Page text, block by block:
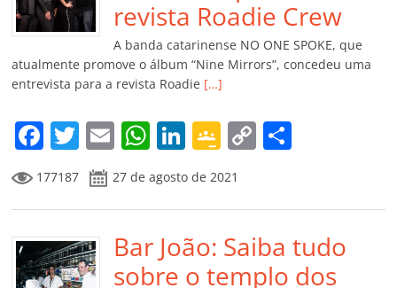
o
k
p a
ss
ro
o
m
k h
ar
revista Roadie Crew
A banda catarinense NO ONE SPOKE, que
atualmente promove o álbum “Nine Mirrors”, concedeu uma
entrevista para a revista Roadie […]
F
a
c
e
b
o
T
w
itt
er
E
m
ai
l
W
at
s
A
p
Li
n
k
e
dI
n
G
o
o
gl
e
Cl
C
y
Li
n
p
ar
til
177187 27 de agosto de 2021
Bar João: Saiba tudo
sobre o templo dos